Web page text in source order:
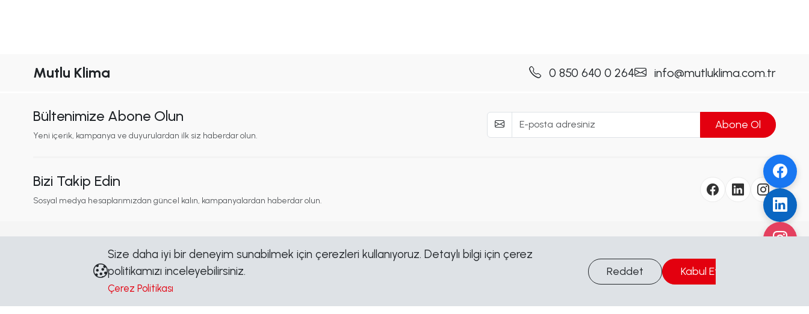
Mutlu Klima 0 850 640 0 264 info@mutluklima.com.tr
Bültenimize Abone Olun
Yeni içerik, kampanya ve duyurulardan ilk siz haberdar olun.
Abone Ol
Bizi Takip Edin
Sosyal medya hesaplarımızdan güncel kalın, kampanyalardan haberdar olun.
Marka Yönergeleri
İçerik
Haberler
Yasal
Gizlilik Politikası
Sosyal
Linkedin
Çalışma Saatleri
Hafta İçi
09:00 - 17:00
Cumartesi
09:00 - 17:00
Size daha iyi bir deneyim sunabilmek için çerezleri kullanıyoruz. Detaylı bilgi için çerez
politikamızı inceleyebilirsiniz.
Çerez Politikası
Reddet Kabul Et